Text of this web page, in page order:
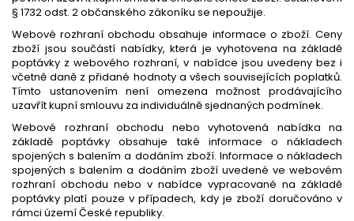
§ 1732 odst. 2 občanského zákoníku se nepoužije.
Webové rozhraní obchodu obsahuje informace o zboží. Ceny
zboží jsou součástí nabídky, která je vyhotovena na základě
poptávky z webového rozhraní, v nabídce jsou uvedeny bez i
včetně daně z přidané hodnoty a všech souvisejících poplatků.
Tímto ustanovením není omezena možnost prodávajícího
uzavřít kupní smlouvu za individuálně sjednaných podmínek.
Webové rozhraní obchodu nebo vyhotovená nabídka na
základě poptávky obsahuje také informace o nákladech
spojených s balením a dodáním zboží. Informace o nákladech
spojených s balením a dodáním zboží uvedené ve webovém
rozhraní obchodu nebo v nabídce vypracované na základě
poptávky platí pouze v případech, kdy je zboží doručováno v
rámci území České republiky.